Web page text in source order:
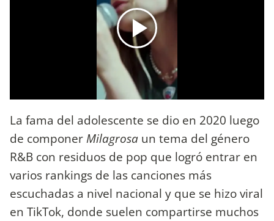
La fama del adolescente se dio en 2020 luego
de componerMilagrosa un tema del género
R&B con residuos de pop que logró entrar en
varios rankings de las canciones más
escuchadas a nivel nacional y que se hizo viral
en TikTok, donde suelen compartirse muchos